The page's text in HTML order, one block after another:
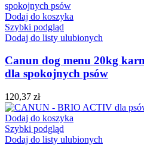
Dodaj do koszyka
Szybki podgląd
Dodaj do listy ulubionych
Canun dog menu 20kg
dla spokojnych psów
120,37 zł
Dodaj do koszyka
Szybki podgląd
Dodaj do listy ulubionych